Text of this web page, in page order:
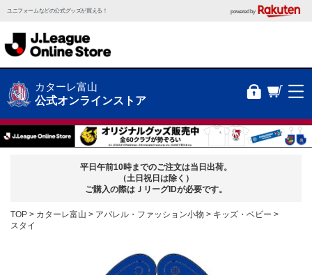
ユニフォームなどの公式グッズが買える！ powered by
カターレ富山
公式オンラインストア
平日午前10時までのご注文は当日出荷。
（土日祝日は除く）
ご購入の際はＪリーグIDが必要です。
TOP カターレ富山 アパレル・ファッション小物
キッズ・ベビー
スタイ